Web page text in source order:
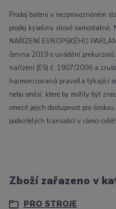
Prodej baterií v nezprovozněném
prodej kyseliny sírové samostatně,
NAŘÍZENÍ EVROPSKÉHO
června 2019 o uvádění
nařízení (ES) č. 1907/2006 a
harmonizovaná pravidla týkající
nebo směsí, které by mohly být
omezit jejich dostupnost pro
podezřelých transakcí v rámci
Zboží zařazeno v
PRO STROJE